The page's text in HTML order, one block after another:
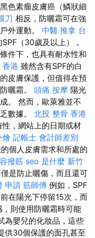
色素瘤皮膚癌（鱗狀細
刀 相反，防曬霜可在強
外運動。 中醫 推拿 台
（30歲及以上），
件下，也具有耐水性和
香港 雖然含有SPF的白
皮膚保護，但值得在預
曬霜。 頭痛 按摩 陽光
。 然而，歐萊雅並不
數據。 北投 整骨 香港
，網站上的日期或材
燴 記帳士 會計師差別
個人皮膚需求和所處的
撥筋 seo 是什麼 新竹
是防止曬傷，而且還可
申請 筋師傅 例如，SPF
在陽光下停留15次，而
則使用防曬霜時可能
為嬰兒的化妝品，這些
供30個保護的面孔甚至